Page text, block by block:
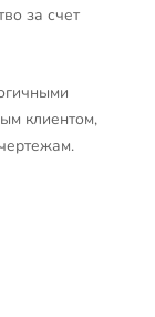
за счет
клиентом,